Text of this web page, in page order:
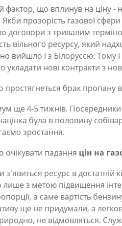
фактор, що вплинув на ціну -
прозорість газової
договори з тривалим
вільного ресурсу, який
вийшло і з Білоруссю. Тому
укладати нові контракти з
простягнеться брак пропану в
ще 4-5 тижнів.
була в половину
зростання.
очікувати падання цін на
з'явиться ресурс в достатній
з метою підвищення
а саме вартість
ще не придумали, а
не відмовляться.